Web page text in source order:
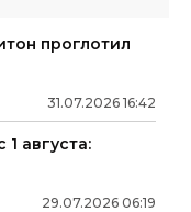
проглотил
31.07.2026 16:42
августа:
29.07.2026 06:19